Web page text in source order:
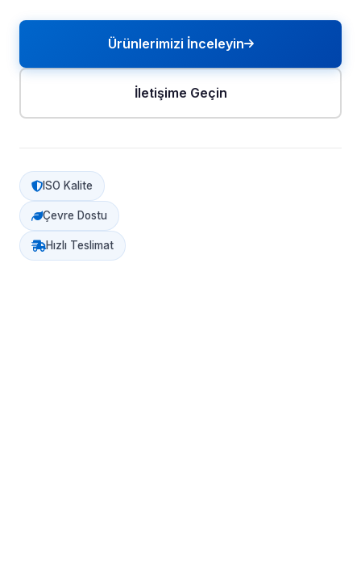
Ürünlerimizi İnceleyin
İletişime Geçin
ISO Kalite
Çevre Dostu
Hızlı Teslimat